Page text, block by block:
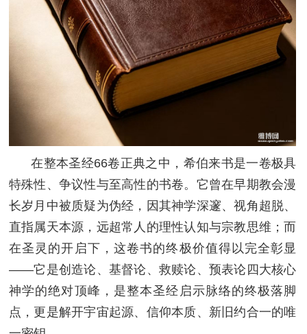
在整本圣经66卷正典之中，希伯来书是一卷极具
特殊性、争议性与至高性的书卷。它曾在早期教会漫
长岁月中被质疑为伪经，因其神学深邃、视角超脱、
直指属天本源，远超常人的理性认知与宗教思维；而
在圣灵的开启下，这卷书的终极价值得以完全彰显
——它是创造论、基督论、救赎论、预表论四大核心
神学的绝对顶峰，是整本圣经启示脉络的终极落脚
点，更是解开宇宙起源、信仰本质、新旧约合一的唯